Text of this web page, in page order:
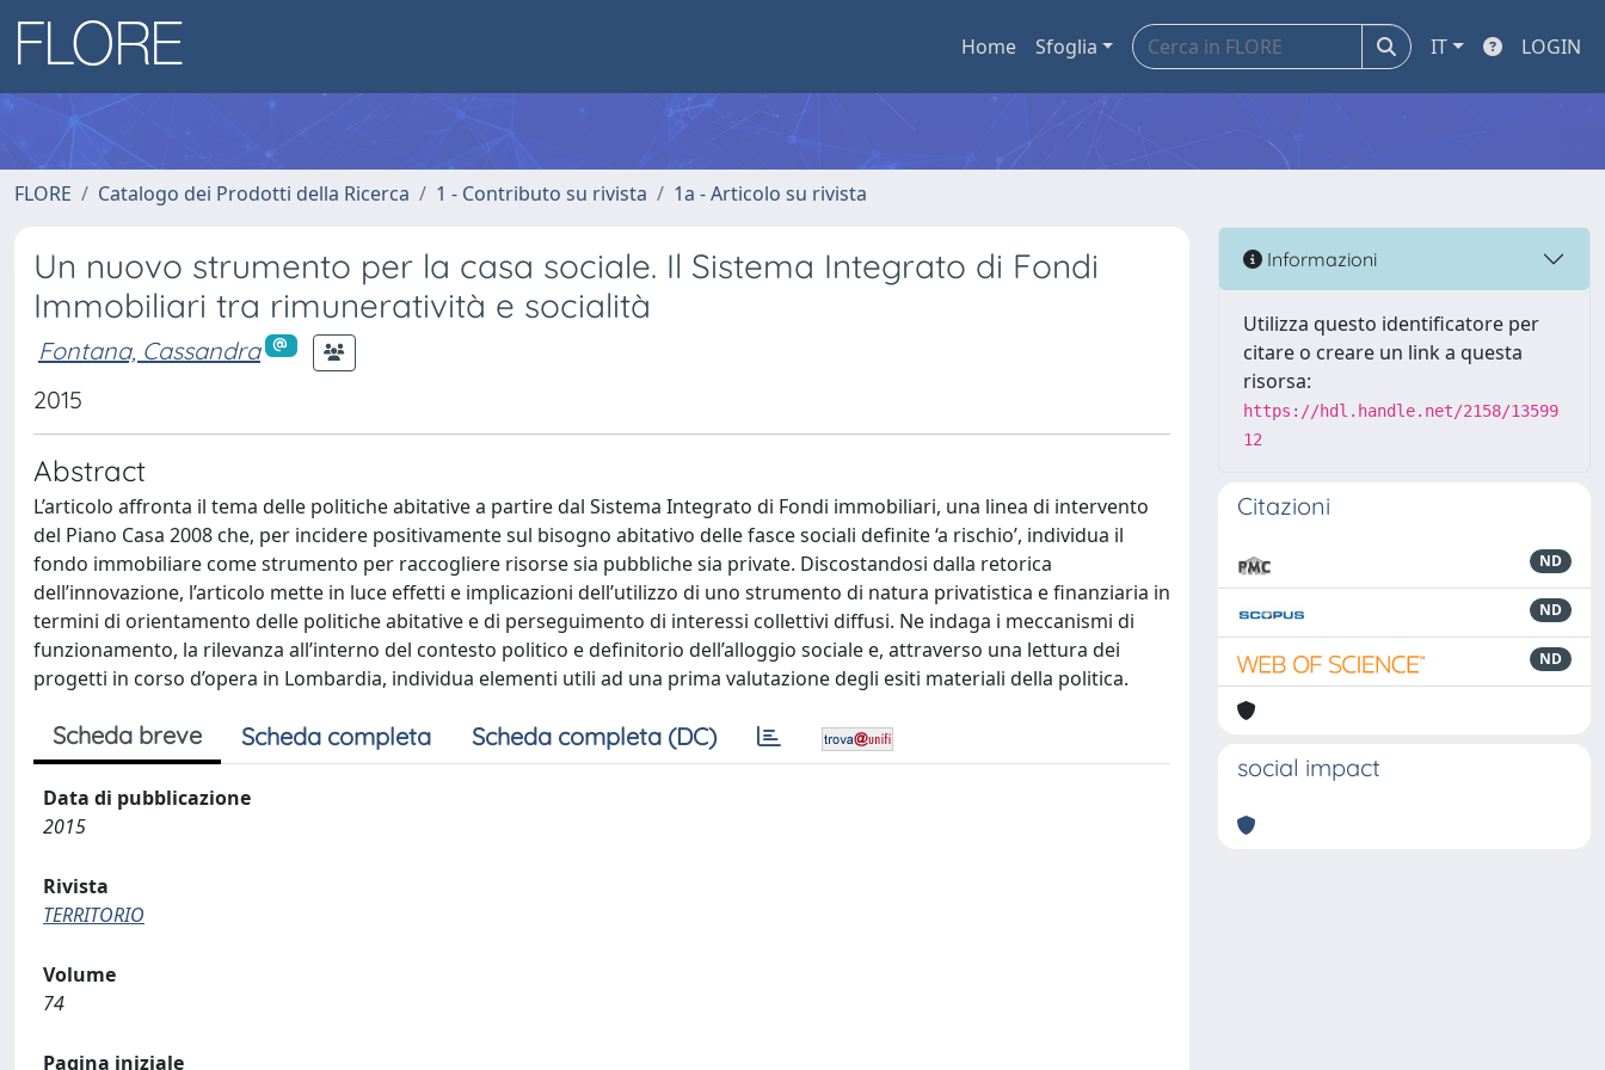
Home Sfoglia IT LOGIN
FLORE Catalogo dei Prodotti della Ricerca 1 - Contributo su rivista 1a - Articolo su rivista
Un nuovo strumento per la casa sociale. Il Sistema Integrato di Fondi
Immobiliari tra rimuneratività e socialità
Fontana, Cassandra
2015
Abstract
L’articolo affronta il tema delle politiche abitative a partire dal Sistema Integrato di Fondi immobiliari, una linea di intervento
del Piano Casa 2008 che, per incidere positivamente sul bisogno abitativo delle fasce sociali definite ‘a rischio’, individua il
fondo immobiliare come strumento per raccogliere risorse sia pubbliche sia private. Discostandosi dalla retorica
dell’innovazione, l’articolo mette in luce effetti e implicazioni dell’utilizzo di uno strumento di natura privatistica e finanziaria in
termini di orientamento delle politiche abitative e di perseguimento di interessi collettivi diffusi. Ne indaga i meccanismi di
funzionamento, la rilevanza all’interno del contesto politico e definitorio dell’alloggio sociale e, attraverso una lettura dei
progetti in corso d’opera in Lombardia, individua elementi utili ad una prima valutazione degli esiti materiali della politica.
Scheda breve Scheda completa Scheda completa (DC)
Data di pubblicazione
2015
Rivista
TERRITORIO
Volume
74
Pagina iniziale
Informazioni
Utilizza questo identificatore per
citare o creare un link a questa
risorsa:
https://hdl.handle.net/2158/13599
12
Citazioni
ND
ND
ND
social impact